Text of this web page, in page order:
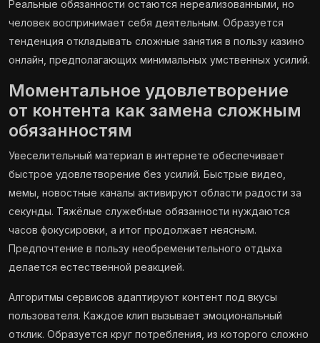
Реальные обязанности остаются нереализованными, но
человек воспринимает себя деятельным. Образуется
тенденция откладывать сложные занятия в пользу казино
онлайн, предполагающих минимальных умственных усилий.
Моментальное удовлетворение
от контента как замена сложным
обязанностям
Увеселительный материал в интернете обеспечивает
быстрое удовлетворение без усилий. Быстрые видео,
мемы, новостные каналы активируют области радости за
секунды. Тяжёлые служебные обязанности нуждаются
часов фокусировки, а итог продолжает неясным.
Предпочтение в пользу необременительного отдыха
делается естественной реакцией.
Алгоритмы сервисов адаптируют контент под вкусы
пользователя. Каждое клип вызывает эмоциональный
отклик. Образуется круг потребления, из которого сложно